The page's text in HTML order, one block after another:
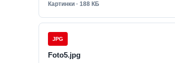
Картинки · 188 КБ
JPG
Foto5.jpg